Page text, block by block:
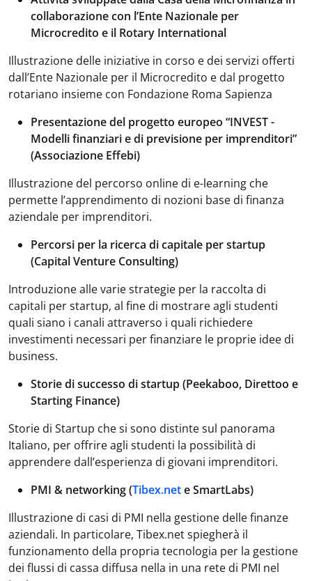
collaborazione con l’Ente Nazionale per
Microcredito e il Rotary International
Illustrazione delle iniziative in corso e dei servizi offerti
dall’Ente Nazionale per il Microcredito e dal progetto
rotariano insieme con Fondazione Roma Sapienza
Presentazione del progetto europeo “INVEST -
Modelli finanziari e di previsione per imprenditori”
(Associazione Effebi)
Illustrazione del percorso online di e-learning che
permette l’apprendimento di nozioni base di finanza
aziendale per imprenditori.
Percorsi per la ricerca di capitale per startup
(Capital Venture Consulting)
Introduzione alle varie strategie per la raccolta di
capitali per startup, al fine di mostrare agli studenti
quali siano i canali attraverso i quali richiedere
investimenti necessari per finanziare le proprie idee di
business.
Storie di successo di startup (Peekaboo, Direttoo e
Starting Finance)
Storie di Startup che si sono distinte sul panorama
Italiano, per offrire agli studenti la possibilità di
apprendere dall’esperienza di giovani imprenditori.
PMI & networking (Tibex.nete SmartLabs)
Illustrazione di casi di PMI nella gestione delle finanze
aziendali. In particolare, Tibex.net spiegherà il
funzionamento della propria tecnologia per la gestione
dei flussi di cassa diffusa nella in una rete di PMI nel